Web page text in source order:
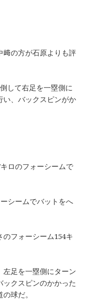
﨑の方が石原よりも評
して右足を一塁側に
い、バックスピンがか
ロのフォーシームで
シームでバットをへ
フォーシーム154キ
足を一塁側にターン
クスピンのかかった
球だ。